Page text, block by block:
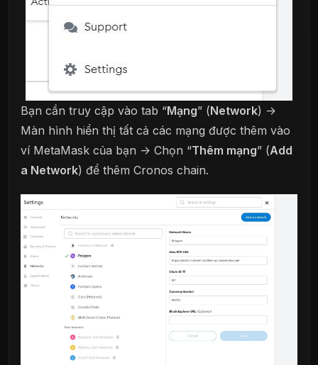
Bạn cần truy cập vào tab “Mạng” (Network) ->
Màn hình hiển thị tất cả các mạng được thêm vào
ví MetaMask của bạn -> Chọn “Thêm mạng” (Add
a Network) để thêm Cronos chain.